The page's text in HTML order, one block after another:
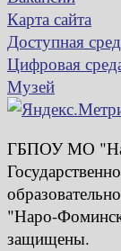
Карта сайта
Доступная
Цифровая
Музей
ГБПОУ МО
"Наро-
защищены.